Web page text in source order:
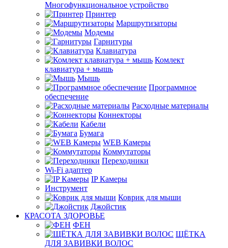
Многофункциональное устройство
Принтер
Маршрутизаторы
Модемы
Гарнитуры
Клавиатура
Комлект
клавиатура + мышь
Мышь
Программное
обеспечение
Расходные материалы
Коннекторы
Кабели
Бумага
WEB Камеры
Коммутаторы
Переходники
Wi-Fi адаптер
IP Камеры
Инструмент
Коврик для мыши
Джойстик
КРАСОТА ЗДОРОВЬЕ
ФЕН
ЩЁТКА
ДЛЯ ЗАВИВКИ ВОЛОС